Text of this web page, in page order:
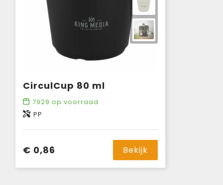
CirculCup 80 ml
7929 op voorraad
PP
€ 0,86 Bekijk